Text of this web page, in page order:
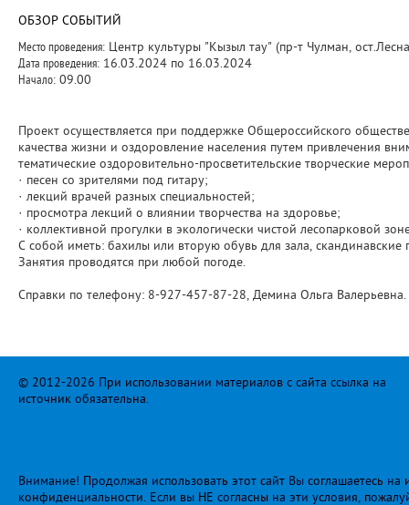
ОБЗОР СОБЫТИЙ
Место проведения: Центр культуры "Кызыл тау" (пр-т Чулман,
Дата проведения: 16.03.2024 по 16.03.2024
Начало: 09.00
Проект осуществляется при поддержке Общероссийского
качества жизни и оздоровление населения путем привлечения
тематические оздоровительно-просветительские творческие
· песен со зрителями под гитару;
· лекций врачей разных специальностей;
· просмотра лекций о влиянии творчества на здоровье;
· коллективной прогулки в экологически чистой лесопарковой
С собой иметь: бахилы или вторую обувь для зала,
Занятия проводятся при любой погоде.
Справки по телефону: 8-927-457-87-28, Демина Ольга Валерьевна.
© 2012-2026 При использовании материалов с сайта ссылка на
источник обязательна.
Внимание! Продолжая использовать этот сайт Вы соглашаетесь
конфиденциальности. Если вы НЕ согласны на эти условия,